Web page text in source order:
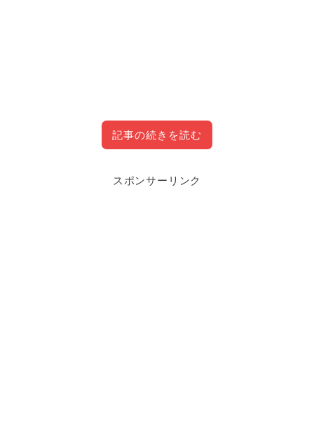
記事の続きを読む
スポンサーリンク